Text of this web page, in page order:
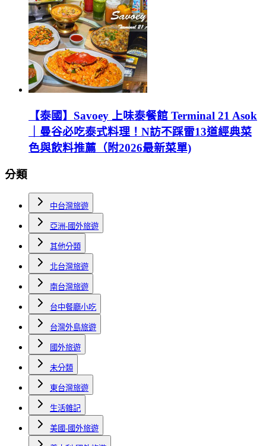
【泰國】Savoey 上味泰餐館 Terminal 21 Asok
｜曼谷必吃泰式料理！N訪不踩雷13道經典菜
色與飲料推薦（附2026最新菜單)
分類
中台灣旅遊
亞洲-國外旅遊
其他分類
北台灣旅遊
南台灣旅遊
台中餐廳小吃
台灣外島旅遊
國外旅遊
未分類
東台灣旅遊
生活雜記
美國-國外旅遊